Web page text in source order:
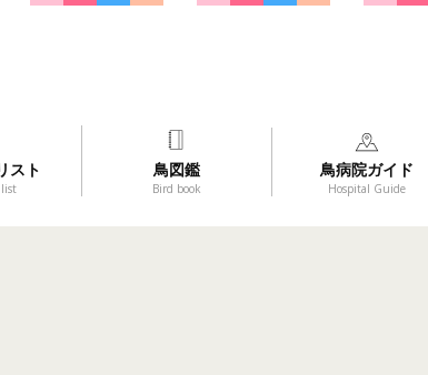
スト
list
鳥図鑑
Bird book
鳥病院ガイド
Hospital Guide